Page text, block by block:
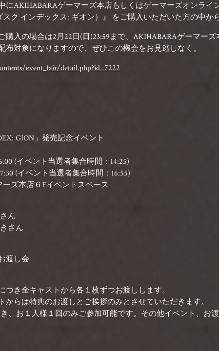
にAKIHABARAゲーマーズ本店もしくはゲーマーズオンラ
スク インデックス: ギオン）』 をご購入いただいた方の中か
購入の場合は2月22日(日)23:59まで、AKIHABARAゲーマー
布対象になりますので、ぜひこの機会をお見逃しなく。
event_fair/detail.php?id=7222
GION」発売記念イベント
(イベント当選者集合時間：14:25)
(イベント当選者集合時間：16:55)
ズ本店６Fイベントスペース
ん
さん
渡し会
つき全キャストから各１枚ずつお渡しします。
らは特典のお渡しとご挨拶のみとさせていただきます。
、お１人様１回のみご参加可能です。その他イベント、お